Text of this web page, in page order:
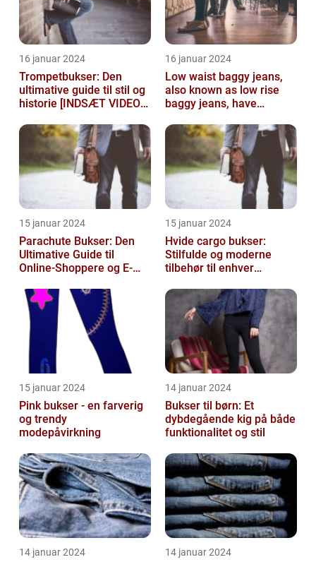
16 januar 2024
Trompetbukser: Den
ultimative guide til stil og
historie [INDSÆT VIDEO
16 januar 2024
Low waist baggy jeans,
also known as low rise
baggy jeans, have
fashion choice for ...
15 januar 2024
Parachute Bukser: Den
Ultimative Guide til
Online-Shoppere og E-
15 januar 2024
Hvide cargo bukser:
Stilfulde og moderne
tilbehør til enhver
15 januar 2024
Pink bukser - en farverig
og trendy
modepåvirkning
14 januar 2024
Bukser til børn: Et
dybdegående kig på både
funktionalitet og stil
14 januar 2024 14 januar 2024